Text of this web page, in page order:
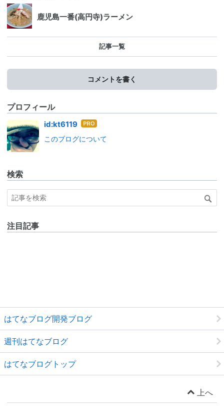
鹿児島一番(高円寺)ラーメン
記事一覧
コメントを書く
プロフィール
id:kt6119 はて
ログ
このブログについて
検索
注目記事
はてなブログ開発ブログ
週刊はてなブログ
はてなブログトップ
上へ